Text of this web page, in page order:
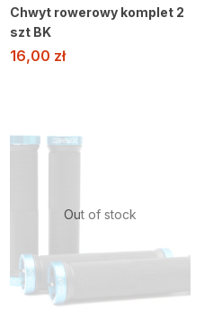
Chwyt rowerowy komplet 2
szt BK
16,00 zł
Out of stock